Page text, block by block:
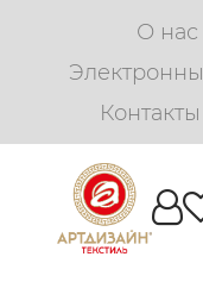
О нас
Контакты